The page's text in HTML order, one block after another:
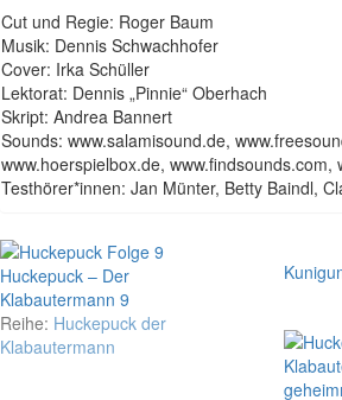
Cut und Regie: Roger Baum
Musik: Dennis Schwachhofer
Cover: Irka Schüller
Lektorat: Dennis „Pinnie“ Oberhach
Skript: Andrea Bannert
Sounds: www.salamisound.de,
www.hoerspielbox.de, www.findsounds.com,
Testhörer*innen: Jan Münter, Betty Baindl,
Huckepuck – Der
Klabautermann 9
Reihe: Huckepuck der
Klabautermann